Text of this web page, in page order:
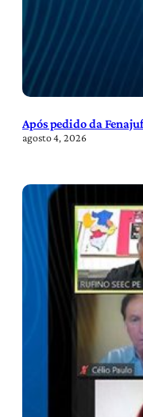
Após pedido da
agosto 4, 2026